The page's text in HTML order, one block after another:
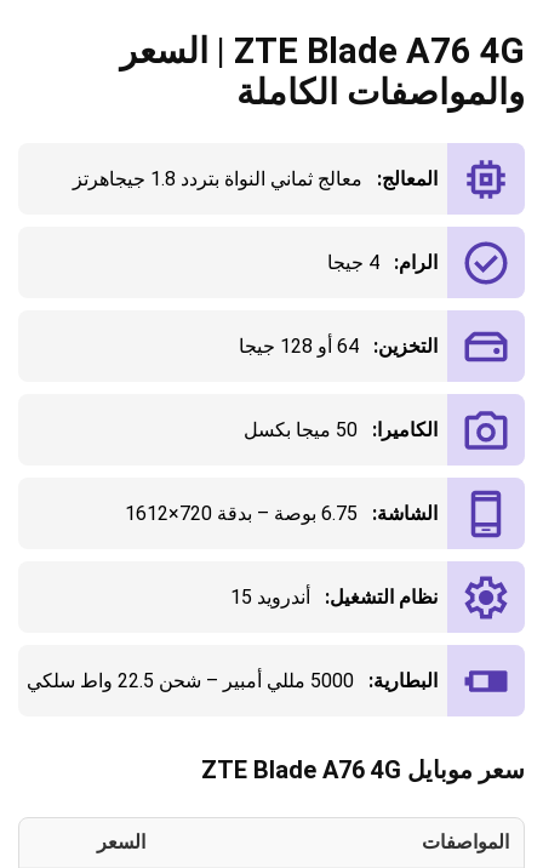
ZTE Blade A76 4G | السعر
والمواصفات الكاملة
المعالج: معالج ثماني النواة بتردد 1.8 جيجاهرتز
الرام: 4 جيجا
التخزين: 64 أو 128 جيجا
الكاميرا: 50 ميجا بكسل
الشاشة: 6.75 بوصة – بدقة 720×1612
نظام التشغيل: أندرويد 15
البطارية: 5000 مللي أمبير – شحن 22.5 واط سلكي
سعر موبايل ZTE Blade A76 4G
المواصفات السعر